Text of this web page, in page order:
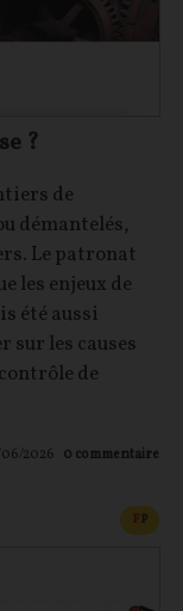
?
de
démantelés,
Le patronat
les enjeux de
été aussi
sur les causes
de
2026 0 commentaire
FP